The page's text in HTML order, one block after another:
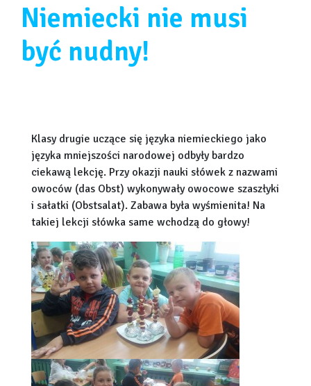
Niemiecki nie musi
być nudny!
Klasy drugie uczące się języka niemieckiego jako
języka mniejszości narodowej odbyły bardzo
ciekawą lekcję. Przy okazji nauki słówek z nazwami
owoców (das Obst) wykonywały owocowe szaszłyki
i sałatki (Obstsalat). Zabawa była wyśmienita! Na
takiej lekcji słówka same wchodzą do głowy!